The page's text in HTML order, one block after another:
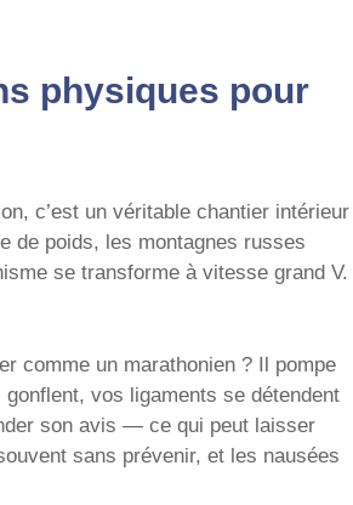
physiques pour
c’est un véritable chantier intérieur
de poids, les montagnes russes
se transforme à vitesse grand V.
comme un marathonien ? Il pompe
vos ligaments se détendent
son avis — ce qui peut laisser
sans prévenir, et les nausées